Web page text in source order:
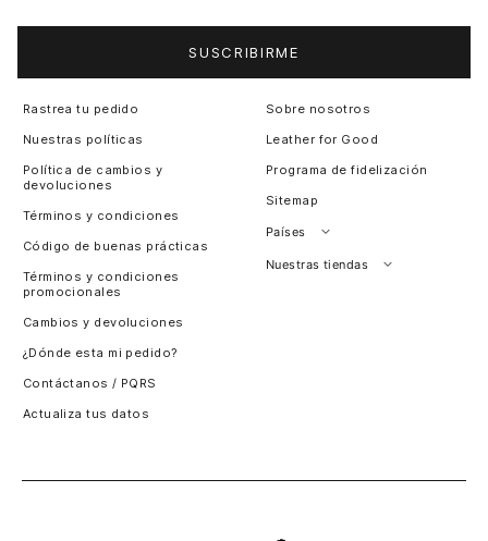
SUSCRIBIRME
Rastrea tu pedido
Nuestras políticas
Política de cambios y
devoluciones
Términos y condiciones
Código de buenas prácticas
Términos y condiciones
promocionales
Cambios y devoluciones
¿Dónde esta mi pedido?
Contáctanos / PQRS
Actualiza tus datos
Sobre nosotros
Leather for Good
Programa de fidelización
Sitemap
Países
Perú
Nuestras tiendas